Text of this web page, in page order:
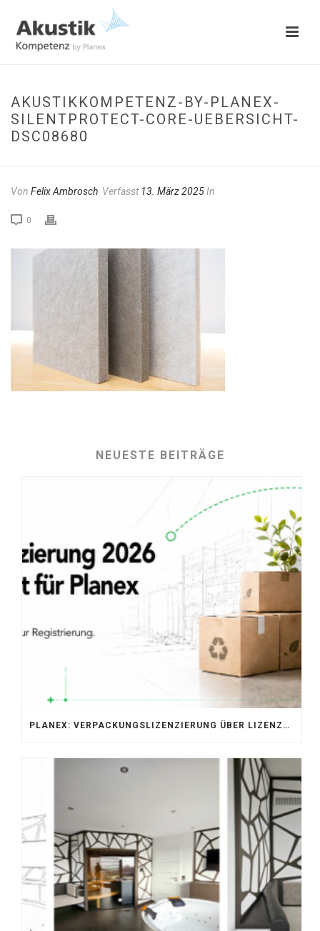
AKUSTIKKOMPETENZ-BY-PLANEX-
SILENTPROTECT-CORE-UEBERSICHT-
DSC08680
Von Felix Ambrosch Verfasst13. März 2025In
0
NEUESTE BEITRÄGE
PLANEX: VERPACKUNGSLIZENZIERUNG ÜBER LIZENZERO & LUCID 2026